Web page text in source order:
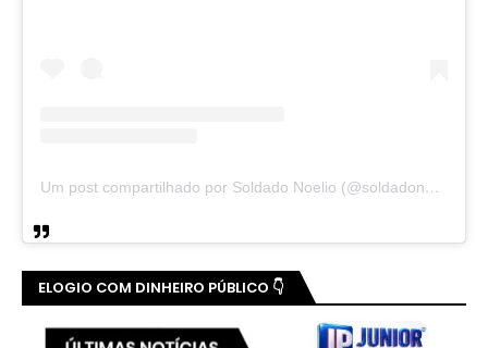
Um post compartilhado por Soldado Noelio (@soldadonoelio)
ELOGIO COM DINHEIRO PÚBLICO 👇